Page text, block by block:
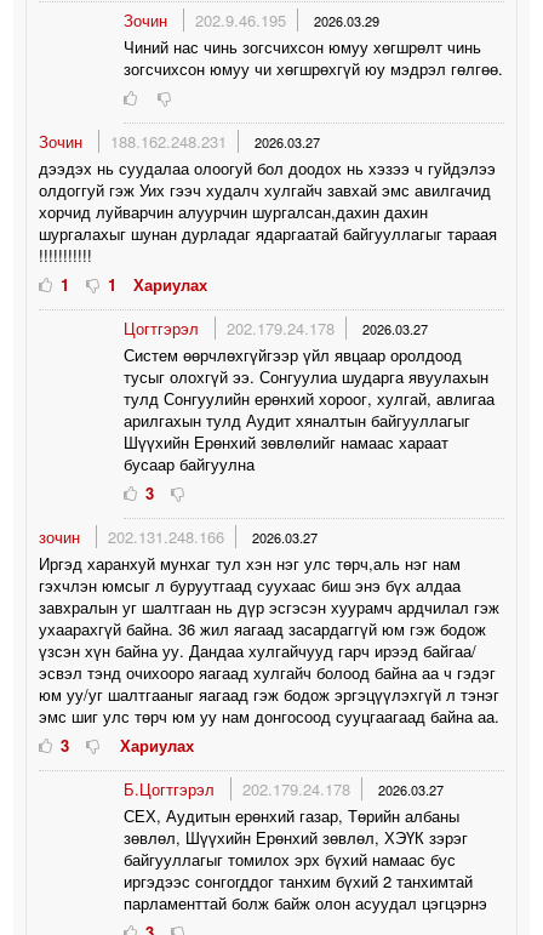
Зочин
202.9.46.195 2026.03.29
Чиний нас чинь зогсчихсон юмуу хөгшрөлт чинь
зогсчихсон юмуу чи хөгшрөхгүй юу мэдрэл гөлгөө.
Зочин 188.162.248.231 2026.03.27
дээдэх нь суудалаа олоогуй бол доодох нь хэзээ ч гуйдэлээ
олдоггуй гэж Уих гээч худалч хулгайч завхай эмс авилгачид
хорчид луйварчин алуурчин шургалсан,дахин дахин
шургалахыг шунан дурладаг ядаргаатай байгууллагыг тараая
!!!!!!!!!!!
1
1
Хариулах
Цогтгэрэл
202.179.24.178 2026.03.27
Систем өөрчлөхгүйгээр үйл явцаар оролдоод
тусыг олохгүй ээ. Сонгуулиа шударга явуулахын
тулд Сонгуулийн ерөнхий хороог, хулгай, авлигаа
арилгахын тулд Аудит хяналтын байгууллагыг
Шүүхийн Ерөнхий зөвлөлийг намаас хараат
бусаар байгуулна
3
зочин
202.131.248.166 2026.03.27
Иргэд харанхуй мунхаг тул хэн нэг улс төрч,аль нэг нам
гэхчлэн юмсыг л буруутгаад суухаас биш энэ бүх алдаа
завхралын уг шалтгаан нь дүр эсгэсэн хуурамч ардчилал гэж
ухаарахгүй байна. 36 жил яагаад засардаггүй юм гэж бодож
үзсэн хүн байна уу. Дандаа хулгайчууд гарч ирээд байгаа/
эсвэл тэнд очихооро яагаад хулгайч болоод байна аа ч гэдэг
юм уу/уг шалтгааныг яагаад гэж бодож эргэцүүлэхгүй л тэнэг
эмс шиг улс төрч юм уу нам донгосоод сууцгаагаад байна аа.
3
Хариулах
Б.Цогтгэрэл
202.179.24.178 2026.03.27
СЕХ, Аудитын ерөнхий газар, Төрийн албаны
зөвлөл, Шүүхийн Ерөнхий зөвлөл, ХЭҮК зэрэг
байгууллагыг томилох эрх бүхий намаас бус
иргэдээс сонгогддог танхим бүхий 2 танхимтай
парламенттай болж байж олон асуудал цэгцэрнэ